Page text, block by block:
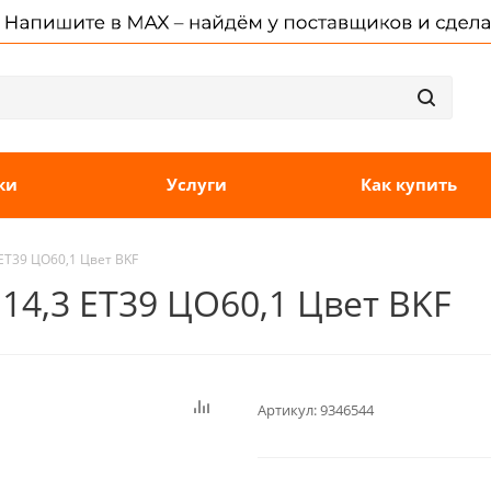
Услуги Как купить
ЦО60,1 Цвет BKF
ET39 ЦО60,1 Цвет BKF
Артикул:9346544